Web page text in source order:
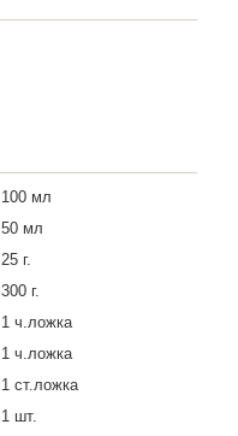
100 мл
50 мл
25 г.
300 г.
1 ч.ложка
1 ч.ложка
1 ст.ложка
1 шт.